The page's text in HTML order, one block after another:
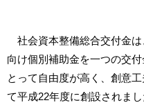
社会資本整備総合交付金
向け個別補助金を一つの交
とって自由度が高く、創意
て平成22年度に創設されまし